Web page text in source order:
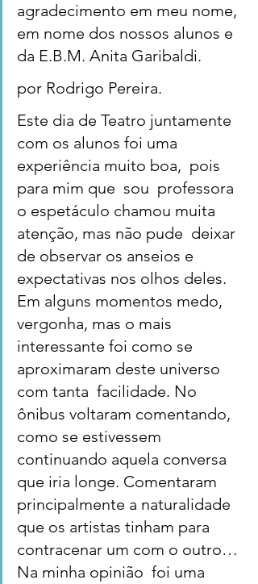
agradecimento em meu nome,
em nome dos nossos alunos e
da E.B.M. Anita Garibaldi.
por Rodrigo Pereira.
Este dia de Teatro juntamente
com os alunos foi uma
experiência muito boa,  pois
para mim que  sou  professora
o espetáculo chamou muita
atenção, mas não pude  deixar
de observar os anseios e
expectativas nos olhos deles.
Em alguns momentos medo,
vergonha, mas o mais
interessante foi como se
aproximaram deste universo
com tanta  facilidade. No
ônibus voltaram comentando,
como se estivessem
continuando aquela conversa
que iria longe. Comentaram
principalmente a naturalidade
que os artistas tinham para
contracenar um com o outro…
Na minha opinião  foi uma